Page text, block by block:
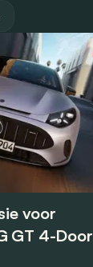
voor
GT 4-Door